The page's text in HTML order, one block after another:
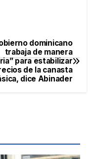
dominicano
trabaja de manera
para estabilizar
de la canasta
dice Abinader